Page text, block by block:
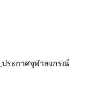
ประกาศจุฬาลงกรณ์